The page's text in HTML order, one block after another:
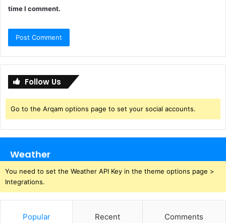
time I comment.
Follow Us
Go to the Arqam options page to set your social accounts.
Weather
You need to set the Weather API Key in the theme options page >
Integrations.
Popular Recent Comments